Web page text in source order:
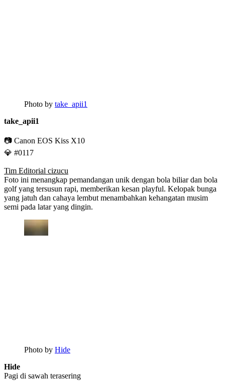
Photo by take_apii1
take_apii1
📷 Canon EOS Kiss X10
💎 #0117
Tim Editorial cizucu
Foto ini menangkap pemandangan unik dengan bola biliar dan bola
golf yang tersusun rapi, memberikan kesan playful. Kelopak bunga
yang jatuh dan cahaya lembut menambahkan kehangatan musim
semi pada latar yang dingin.
Photo by Hide
Hide
Pagi di sawah terasering